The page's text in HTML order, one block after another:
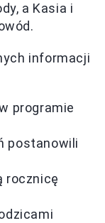
a Kasia i
informacji
programie
postanowili
rocznicę